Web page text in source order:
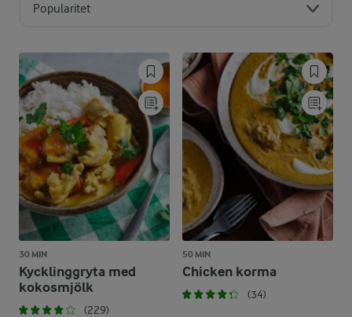
Popularitet
30 MIN
Kycklinggryta med
kokosmjölk
(229)
50 MIN
Chicken korma
(34)